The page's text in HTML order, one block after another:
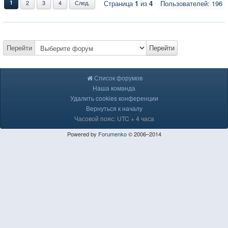
Пользователей: 196
1 2 3 4 След. Страница1 из 4
Перейти Перейти
Список форумов
Наша команда
Удалить cookies конференции
Вернуться к началу
Часовой пояс: UTC + 4 часа
Powered by Forumenko© 2006–2014